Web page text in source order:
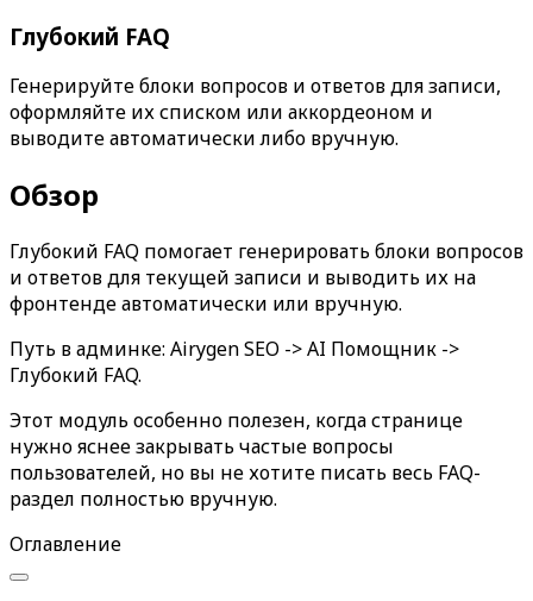
Глубокий FAQ
Генерируйте блоки вопросов и ответов для записи,
оформляйте их списком или аккордеоном и
выводите автоматически либо вручную.
Обзор
Глубокий FAQ помогает генерировать блоки вопросов
и ответов для текущей записи и выводить их на
фронтенде автоматически или вручную.
Путь в админке: Airygen SEO -> AI Помощник ->
Глубокий FAQ.
Этот модуль особенно полезен, когда странице
нужно яснее закрывать частые вопросы
пользователей, но вы не хотите писать весь FAQ-
раздел полностью вручную.
Оглавление